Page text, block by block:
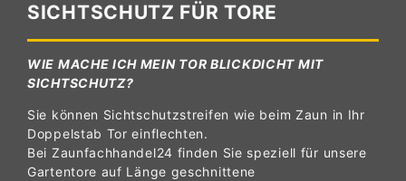
SICHTSCHUTZ FÜR TORE
WIE MACHE ICH MEIN TOR BLICKDICHT MIT
SICHTSCHUTZ?
Sie können Sichtschutzstreifen wie beim Zaun in Ihr
Doppelstab Tor einflechten.
Bei Zaunfachhandel24 finden Sie speziell für unsere
Gartentore auf Länge geschnittene